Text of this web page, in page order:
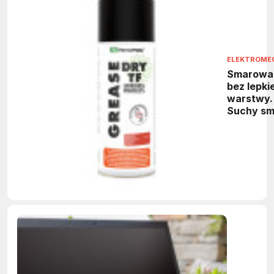
bez
warstwy.
Suchy